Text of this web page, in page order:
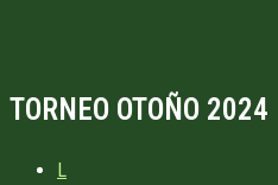
TORNEO OTOÑO 2024
L